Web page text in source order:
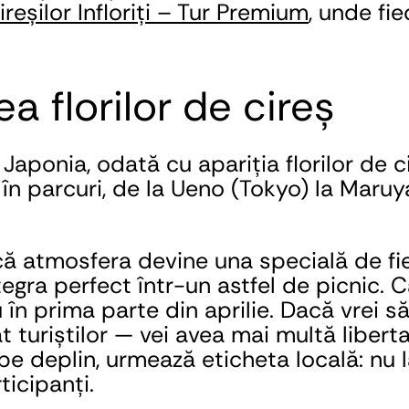
Infloriți – Tur Premium, unde
florilor de cireș
odată cu apariția florilor de
parcuri, de la Ueno (Tokyo) la
atmosfera devine una specială de
perfect într-un astfel de picnic.
prima parte din aprilie. Dacă vrei
turiștilor — vei avea mai multă
deplin, urmează eticheta locală: